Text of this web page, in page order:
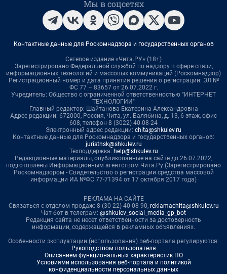
Мы в соцсетях
Контактные данные для Роскомнадзора и государственных органов
Сетевое издание «Чита.РУ» (18+)
Зарегистрировано Федеральной службой по надзору в сфере связи,
информационных технологий и массовых коммуникаций (Роскомнадзор)
Регистрационный номер и дата принятия решения о регистрации: ЭЛ №
ФС 77 – 83657 от 26.07.2022 г.
Учредитель: Общество с ограниченной ответственностью "ИНТЕРНЕТ
ТЕХНОЛОГИИ"
Главный редактор: Шайтанова Екатерина Александровна
Адрес редакции: 672000, Россия, Чита, ул. Балябина, д. 13, 6 этаж, офис
608, телефон 8 (3022) 40-08-24
Электронный адрес редакции: chita@shkulev.ru
Контактные данные для Роскомнадзора и государственных органов:
juristnsk@shkulev.ru
Техподдержка: help@shkulev.ru
Редакционные материалы, опубликованные на сайте до 26.07.2022,
подготовлены Информационным агентством Чита.Ру (Зарегистрировано
Роскомнадзором - Свидетельство о регистрации средства массовой
информации ИА №ФС 77-71394 от 17 октября 2017 года)
РЕКЛАМА НА САЙТЕ
Связаться с отделом продаж: 8 (30-22) 40-08-90, reklamachita@shkulev.ru
Чат-бот в телеграм: @shkulev_social_media_gp_bot
Редакция сайта не несет ответственности за достоверность
информации, содержащейся в рекламных объявлениях.
Особенности эксплуатации (использования) веб-портала регулируются:
Руководством пользователя
Описанием функциональных характеристик ПО
Условиями использования веб-портала и политикой
конфиденциальности персональных данных